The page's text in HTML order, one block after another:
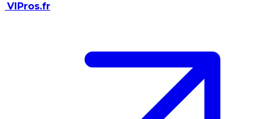
VIPros.fr